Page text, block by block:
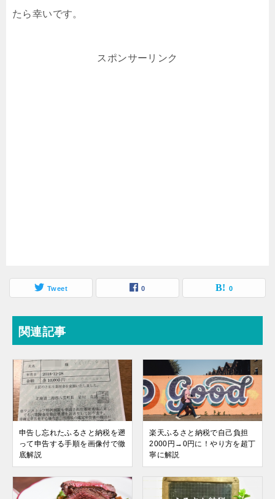
たら幸いです。
スポンサーリンク
Tweet 0 0
関連記事
申告し忘れたふるさと納税を遡
って申告する手順を画像付で徹
底解説
楽天ふるさと納税で自己負担
2000円→0円に！やり方を超丁
寧に解説